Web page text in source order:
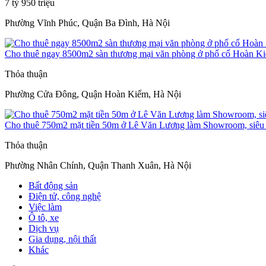
7 tỷ 950 triệu
Phường Vĩnh Phúc, Quận Ba Đình, Hà Nội
Cho thuê ngay 8500m2 sàn thương mại văn phòng ở phố cổ Hoàn
Thỏa thuận
Phường Cửa Đông, Quận Hoàn Kiếm, Hà Nội
Cho thuê 750m2 mặt tiền 50m ở Lê Văn Lương làm Showroom, siêu
Thỏa thuận
Phường Nhân Chính, Quận Thanh Xuân, Hà Nội
Bất động sản
Điện tử, công nghệ
Việc làm
Ô tô, xe
Dịch vụ
Gia dụng, nội thất
Khác